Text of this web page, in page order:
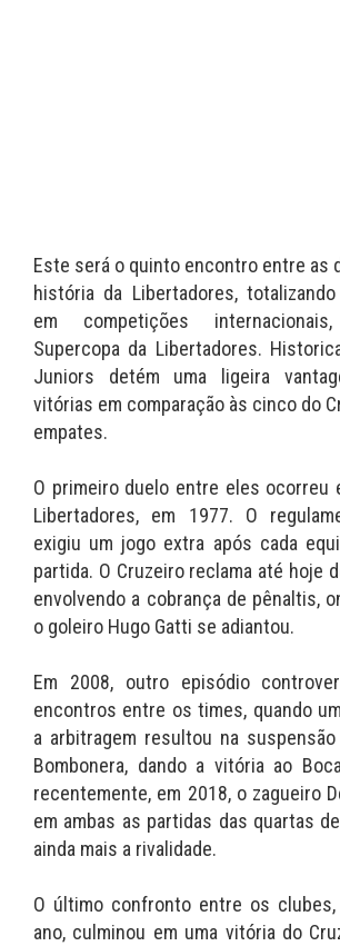
Este será o quinto encontro entre as
história da Libertadores,
em competições
Supercopa da Libertadores.
Juniors detém uma ligeira
vitórias em comparação às cinco do
empates.
O primeiro duelo entre eles ocorreu
Libertadores, em 1977. O
exigiu um jogo extra após cada
partida. O Cruzeiro reclama até hoje
envolvendo a cobrança de pênaltis,
o goleiro Hugo Gatti se adiantou.
Em 2008, outro episódio
encontros entre os times, quando
a arbitragem resultou na
Bombonera, dando a vitória ao
recentemente, em 2018, o zagueiro
em ambas as partidas das quartas
ainda mais a rivalidade.
O último confronto entre os
ano, culminou em uma vitória do